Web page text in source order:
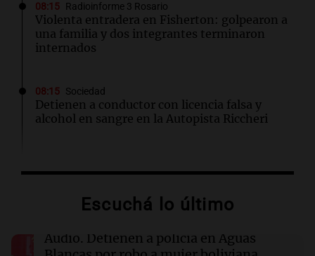
08:15 Radioinforme 3 Rosario
Violenta entradera en Fisherton: golpearon a
una familia y dos integrantes terminaron
internados
08:15 Sociedad
Detienen a conductor con licencia falsa y
alcohol en sangre en la Autopista Riccheri
San Cayetano: miles de fieles llegan a Liniers
08:07 Turno Noche
Quién fue San Cayetano, patrono del pan y del
Escuchá lo último
Audio. Detienen a policía en Aguas